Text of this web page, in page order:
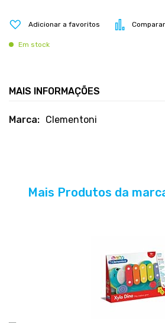
Adicionar a favoritos Comparar
Em stock
MAIS INFORMAÇÕES
Mais
Clementoni
Mais Produtos da